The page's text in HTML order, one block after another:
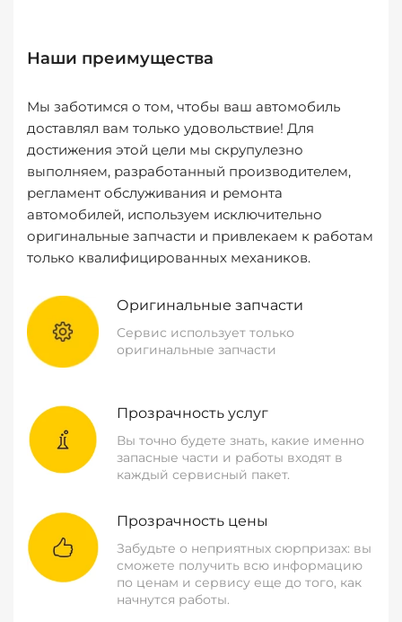
Наши преимущества
Мы заботимся о том, чтобы ваш автомобиль
доставлял вам только удовольствие! Для
достижения этой цели мы скрупулезно
выполняем, разработанный производителем,
регламент обслуживания и ремонта
автомобилей, используем исключительно
оригинальные запчасти и привлекаем к работам
только квалифицированных механиков.
Оригинальные запчасти
Сервис использует только
оригинальные запчасти
Прозрачность услуг
Вы точно будете знать, какие именно
запасные части и работы входят в
каждый сервисный пакет.
Прозрачность цены
Забудьте о неприятных сюрпризах: вы
сможете получить всю информацию
по ценам и сервису еще до того, как
начнутся работы.